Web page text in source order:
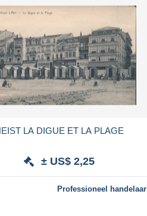
HEIST LA DIGUE ET LA PLAGE
± US$ 2,25
Professioneel handelaar